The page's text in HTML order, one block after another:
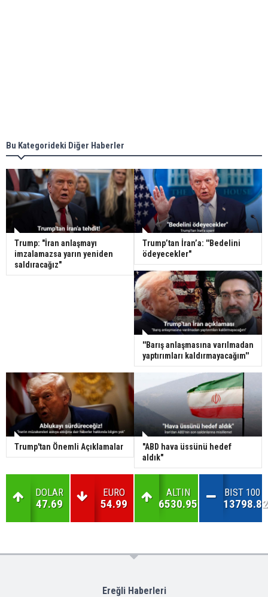
Bu Kategorideki Diğer Haberler
Trump: "İran anlaşmayı
imzalamazsa yarın yeniden
saldıracağız"
Trump’tan İran’a: ''Bedelini
ödeyecekler"
''Barış anlaşmasına varılmadan
yaptırımları kaldırmayacağım''
Trump'tan Önemli Açıklamalar
"ABD hava üssünü hedef
aldık"
DOLAR
47.69
EURO
54.99
ALTIN
6530.95
BIST 100
13798.82
Ereğli Haberleri